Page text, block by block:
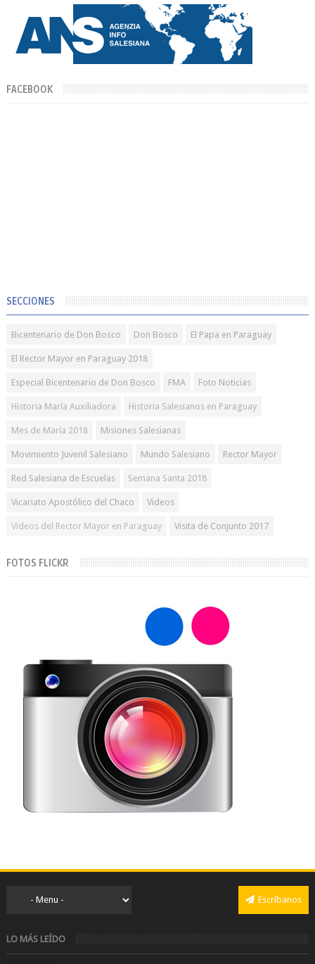
FACEBOOK
SECCIONES
Bicentenario de Don Bosco Don Bosco El Papa en Paraguay
El Rector Mayor en Paraguay 2018
Especial Bicentenario de Don Bosco FMA Foto Noticias
Historia María Auxiliadora Historia Salesianos en Paraguay
Mes de María 2018 Misiones Salesianas
Movimiento Juvenil Salesiano Mundo Salesiano Rector Mayor
Red Salesiana de Escuelas Semana Santa 2018
Vicariato Apostólico del Chaco Videos
Videos del Rector Mayor en Paraguay Visita de Conjunto 2017
FOTOS FLICKR
Escríbanos
LO MÁS LEÍDO